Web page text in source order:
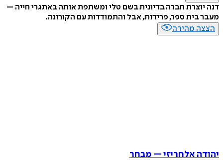
דנה יוצרת חברה בדיונית בשם טלי ומשתפת אותה באתגרי חייה –
מעבר בית ספר, פרידות, אבל והתמודדות עם הקורונה.
הצצה מהירה
יהודה אלחריזי – מבחר